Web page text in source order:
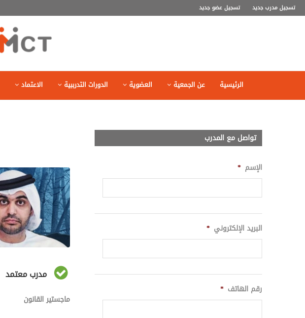
تسجيل مدرب جديد تسجيل عضو جديد
الرئيسية عن الجمعية العضوية الدورات التدرببية الاعتماد
مدرب معتمد
ماجستير القانون
تواصل مع المدرب
الإسم *
البريد الإلكتروني *
رقم الهاتف *